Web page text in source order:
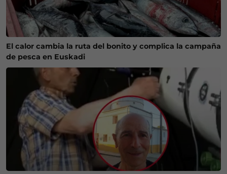
El calor cambia la ruta del bonito y complica la campaña
de pesca en Euskadi